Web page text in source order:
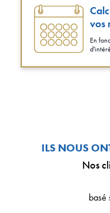
vos
En
ILS NOUS
Nos
basé